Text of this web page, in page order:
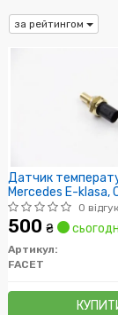
за рейтингом
Датчик
Mercedes E-klasa,
Sprinter 95- 2.0D/
0
500 ₴
Артикул:
FACET